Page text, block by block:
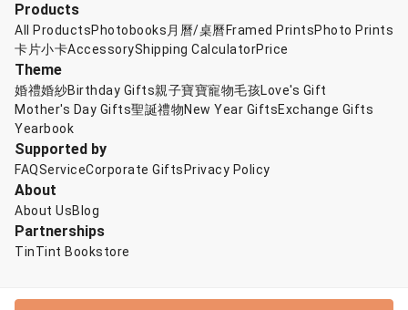
Products
All ProductsPhotobooks 月曆/桌曆 Framed PrintsPhoto Prints
卡片小卡AccessoryShipping CalculatorPrice
Theme
婚禮婚紗Birthday Gifts親子寶寶寵物毛孩Love's Gift
Mother's Day Gifts聖誕禮物New Year GiftsExchange Gifts
Yearbook
Supported by
FAQServiceCorporate Gifts Privacy Policy
About
About UsBlog
Partnerships
TinTint Bookstore